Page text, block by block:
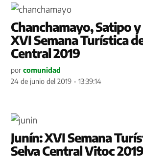
Chanchamayo, Satipo
XVI Semana Turística
Central 2019
por comunidad
24 de junio del 2019 - 13:39:14
Junín: XVI Semana
Selva Central Vitoc 2019